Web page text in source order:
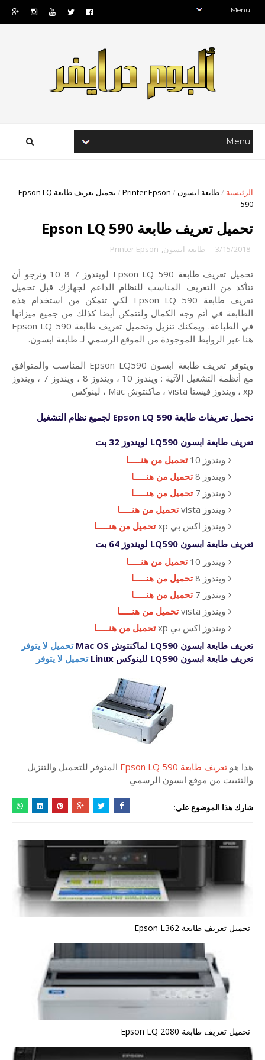
الرئيسية /طابعة ابسون /
Printer Epson
/
تحميل تعريف طابعة Epson LQ
590
تحميل تعريف طابعة Epson LQ 590
3/15/2018
- طابعة ابسون,
Printer Epson
تحميل تعريف طابعة Epson LQ 590 لويندوز 7 8 10 ونرجو أن
تتأكد من التعريف المناسب للنظام الداعم لجهازك قبل تحميل
تعريف طابعة Epson LQ 590 لكي تتمكن من استخدام هذه
الطابعة في أتم وجه الكمال ولتتمكن أيضا كذلك من جميع ميزاتها
في الطباعة. ويمكنك تنزيل وتحميل تعريف طابعة Epson LQ 590
هنا عبر الروابط الموجودة من الموقع الرسمي لـ طابعة ابسون.
ويتوفر تعريف طابعة ابسون Epson LQ590 المناسب والمتوافق
مع أنظمة التشغيل الآتية : ويندوز 10 ، ويندوز 8 ، ويندوز 7 ، ويندوز
xp ، ويندوز فيستا vista ، ماكنتوش Mac ، لينوكس
تحميل تعريفات طابعة Epson LQ 590 لجميع نظام التشغيل
تعريف طابعة ابسون LQ590 لويندوز 32 بت
ويندوز 10
تحميل من هنـــــا
ويندوز 8
تحميل من هنـــــا
ويندوز 7
تحميل من هنـــــا
ويندوز vista
تحميل من هنـــــا
ويندوز اكس بي xp
تحميل من هنـــــا
تعريف طابعة ابسون LQ590 لويندوز 64 بت
ويندوز 10
تحميل من هنـــــا
ويندوز 8
تحميل من هنـــــا
ويندوز 7
تحميل من هنـــــا
ويندوز vista
تحميل من هنـــــا
ويندوز اكس بي xp
تحميل من هنـــــا
تعريف طابعة ابسون LQ590 لماكنتوش Mac OS
تحميل لا يتوفر
تعريف طابعة ابسون LQ590 للينوكس Linux
تحميل لا يتوفر
هذا هو تعريف طابعة Epson LQ 590
المتوفر للتحميل والتنزيل
والتثبيت من موقع ابسون الرسمي
شارك هذا الموضوع على:
تحميل تعريف طابعة Epson L362
تحميل تعريف طابعة Epson LQ 2080